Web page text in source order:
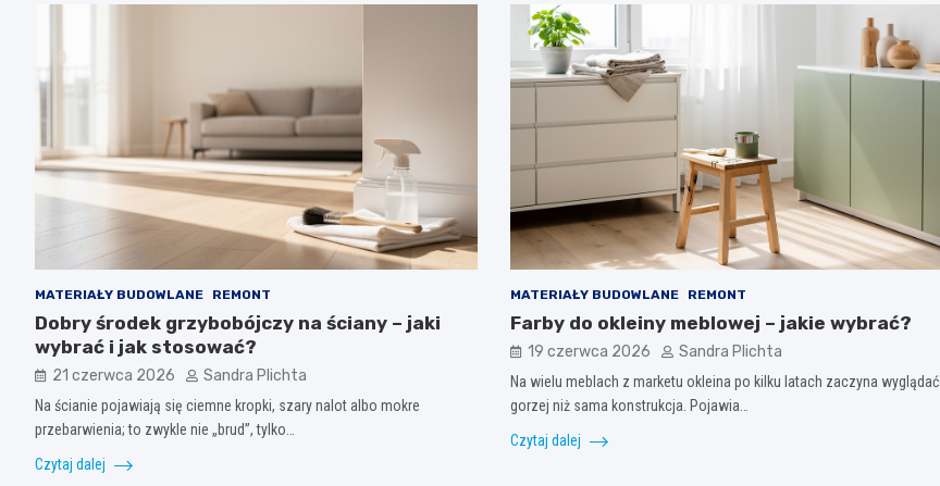
MATERIAŁY BUDOWLANE REMONT
Dobry środek grzybobójczy na ściany – jaki
wybrać i jak stosować?
21 czerwca 2026 Sandra Plichta
Na ścianie pojawiają się ciemne kropki, szary nalot albo mokre
przebarwienia; to zwykle nie „brud”, tylko…
Czytaj dalej
MATERIAŁY BUDOWLANE REMONT
Farby do okleiny meblowej – jakie wybrać?
19 czerwca 2026 Sandra Plichta
Na wielu meblach z marketu okleina po kilku latach zaczyna wyglądać
gorzej niż sama konstrukcja. Pojawia…
Czytaj dalej